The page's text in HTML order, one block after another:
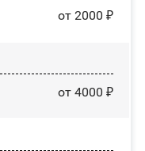
от 2000 ₽
от 4000 ₽